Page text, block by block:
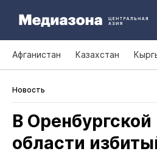
Афганистан Казахстан
Новость
В Оренбургской
области